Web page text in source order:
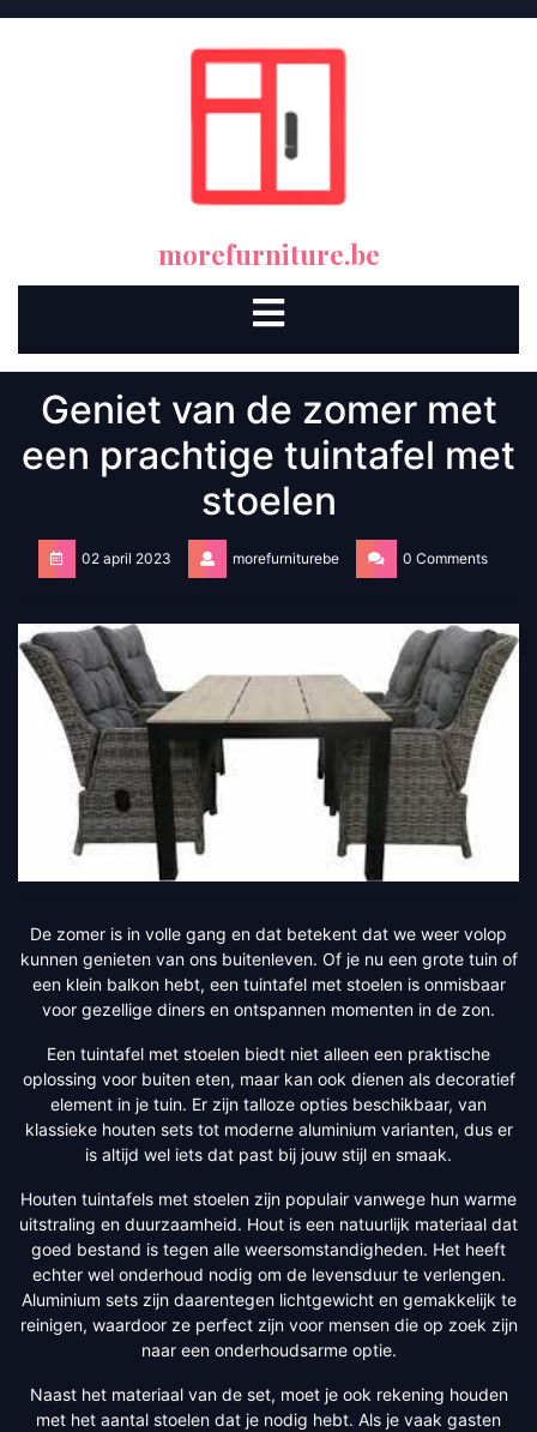
morefurniture.be
Open
Button
Geniet van de zomer met
een prachtige tuintafel met
stoelen
02 april 2023 morefurniturebe 0 Comments
De zomer is in volle gang en dat betekent dat we weer volop
kunnen genieten van ons buitenleven. Of je nu een grote tuin of
een klein balkon hebt, een tuintafel met stoelen is onmisbaar
voor gezellige diners en ontspannen momenten in de zon.
Een tuintafel met stoelen biedt niet alleen een praktische
oplossing voor buiten eten, maar kan ook dienen als decoratief
element in je tuin. Er zijn talloze opties beschikbaar, van
klassieke houten sets tot moderne aluminium varianten, dus er
is altijd wel iets dat past bij jouw stijl en smaak.
Houten tuintafels met stoelen zijn populair vanwege hun warme
uitstraling en duurzaamheid. Hout is een natuurlijk materiaal dat
goed bestand is tegen alle weersomstandigheden. Het heeft
echter wel onderhoud nodig om de levensduur te verlengen.
Aluminium sets zijn daarentegen lichtgewicht en gemakkelijk te
reinigen, waardoor ze perfect zijn voor mensen die op zoek zijn
naar een onderhoudsarme optie.
Naast het materiaal van de set, moet je ook rekening houden
met het aantal stoelen dat je nodig hebt. Als je vaak gasten